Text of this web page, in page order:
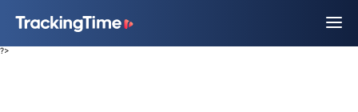
?>